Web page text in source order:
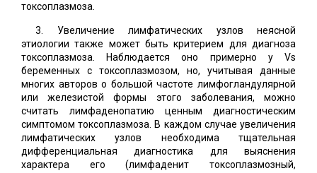
токсоплазмоза.
3. Увеличение лимфатических узлов неясной
этиологии также может быть критерием для диагноза
токсоплазмоза. Наблюдается оно примерно у Vs
беременных с токсоплазмозом, но, учитывая данные
многих авторов о большой частоте лимфогландулярной
или железистой формы этого заболевания, можно
считать лимфаденопатию ценным диагностическим
симптомом токсоплазмоза. В каждом случае увеличения
лимфатических узлов необходима тщательная
дифференциальная диагностика для выяснения
характера его (лимфаденит токсоплазмозный,